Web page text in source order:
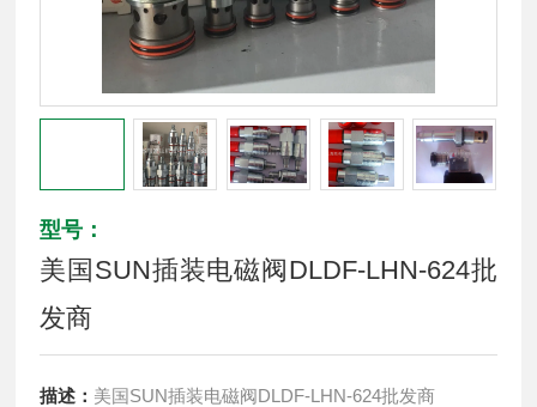
型号：
美国SUN插装电磁阀DLDF-LHN-624批
发商
描述： 美国SUN插装电磁阀DLDF-LHN-624批发商